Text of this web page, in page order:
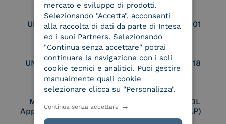
UNI EN ISO 9001 UNI EN ISO 27001
UNI EN ISO 27017 UNI EN ISO 27018
Membro Adobe
Approved Trust List
Certified PEPPOL
Access Point (AP)
mercato e sviluppo di prodotti.
Selezionando "Accetta", acconsenti
alla raccolta di dati da parte di Intesa
ed i suoi Partners. Selezionando
"Continua senza accettare" potrai
continuare la navigazione con i soli
cookie tecnici e analitici. Puoi gestire
manualmente quali cookie
selezionare clicca su "Personalizza".
Continua senza accettare